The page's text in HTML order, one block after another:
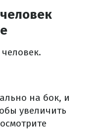
на бок, и
увеличить